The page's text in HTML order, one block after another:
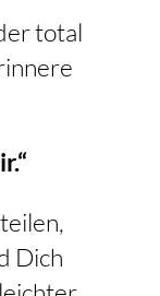
total
Dich